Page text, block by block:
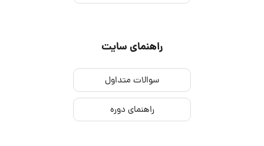
راهنمای سایت
سوالات متداول
راهنمای دوره